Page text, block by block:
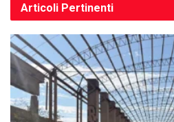
Articoli Pertinenti